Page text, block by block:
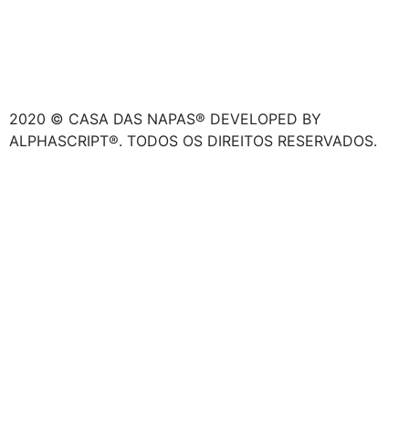
2020 © CASA DAS NAPAS® DEVELOPED BY
ALPHASCRIPT®. TODOS OS DIREITOS RESERVADOS.